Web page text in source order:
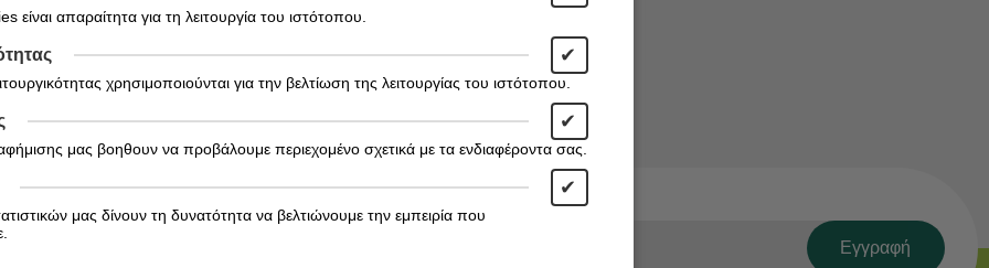
ΑΓΟΡΑ
στο Newsletter!
Εγγραφή
είναι απαραίτητα για τη λειτουργία του ιστότοπου.
✔
χρησιμοποιούνται για την βελτίωση της λειτουργίας του ιστότοπου.
✔
μας βοηθουν να προβάλουμε περιεχομένο σχετικά με τα ενδιαφέροντα σας.
✔
μας δίνουν τη δυνατότητα να βελτιώνουμε την εμπειρία που